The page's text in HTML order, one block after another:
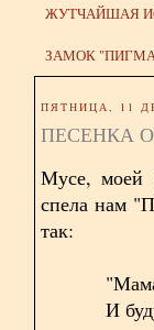
ЖУТЧАЙШАЯ
ЗАМОК
ПЯТНИЦА, 11
ПЕСЕНКА
Мусе, моей
спела нам
так:
И